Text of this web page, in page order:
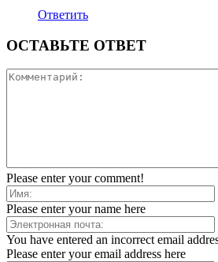
Ответить
ОСТАВЬТЕ ОТВЕТ
Please enter your comment!
Please enter your name here
You have entered an incorrect email
Please enter your email address here